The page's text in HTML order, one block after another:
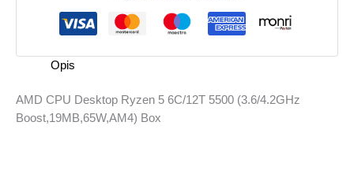
(3.6/4.2GHz
Boost,19MB,65W,AM4)
Box
količina
Opis
AMD CPU Desktop Ryzen 5 6C/12T 5500 (3.6/4.2GHz
Boost,19MB,65W,AM4) Box